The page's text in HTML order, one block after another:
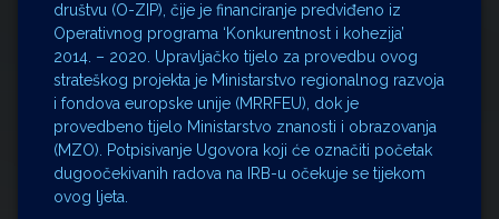
društvu (O-ZIP), čije je financiranje predviđeno iz
Operativnog programa ‘Konkurentnost i kohezija’
2014. – 2020. Upravljačko tijelo za provedbu ovog
strateškog projekta je Ministarstvo regionalnog razvoja
i fondova europske unije (MRRFEU), dok je
provedbeno tijelo Ministarstvo znanosti i obrazovanja
(MZO). Potpisivanje Ugovora koji će označiti početak
dugoočekivanih radova na IRB-u očekuje se tijekom
ovog ljeta.